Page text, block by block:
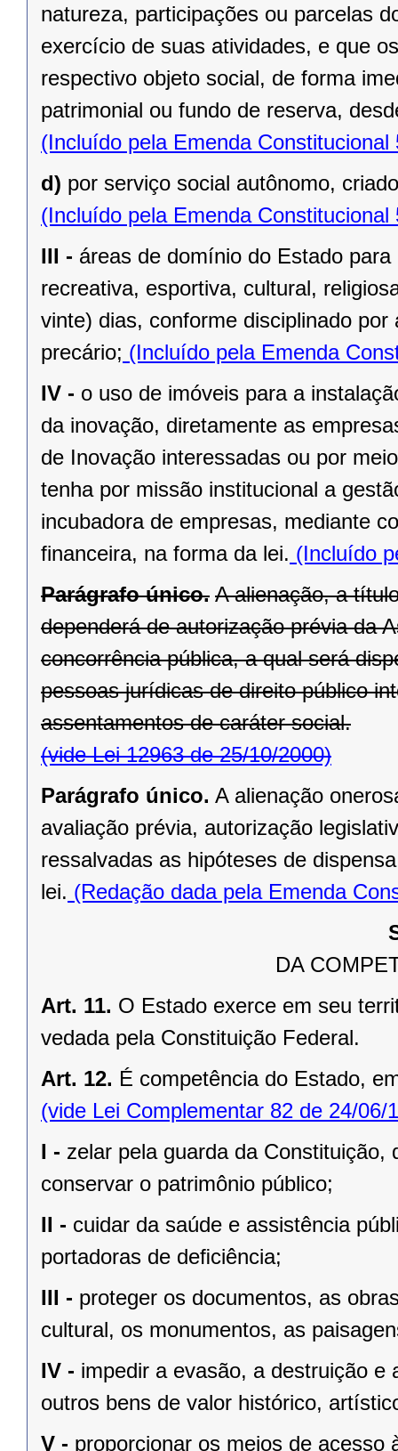
natureza, participações ou parcelas
exercício de suas atividades, e que
respectivo objeto social, de forma
patrimonial ou fundo de reserva,
(Incluído pela Emenda Constitucional
d) por serviço social autônomo,
(Incluído pela Emenda Constitucional
III - áreas de domínio do Estado
recreativa, esportiva, cultural,
vinte) dias, conforme disciplinado
precário; (Incluído pela Emenda
IV - o uso de imóveis para a
da inovação, diretamente as
de Inovação interessadas ou por
tenha por missão institucional a
incubadora de empresas, mediante
financeira, na forma da lei. (Incluído
Parágrafo único. A alienação, a
dependerá de autorização prévia da
concorrência pública, a qual será
pessoas jurídicas de direito público
assentamentos de caráter social.
(vide Lei 12963 de 25/10/2000)
Parágrafo único. A alienação
avaliação prévia, autorização
ressalvadas as hipóteses de
lei. (Redação dada pela Emenda
DA
Art. 11. O Estado exerce em seu
vedada pela Constituição Federal.
Art. 12. É competência do Estado,
(vide Lei Complementar 82 de 24/06/
I - zelar pela guarda da
conservar o patrimônio público;
II - cuidar da saúde e assistência
portadoras de deﬁciência;
III - proteger os documentos, as
cultural, os monumentos, as
IV - impedir a evasão, a destruição e
outros bens de valor histórico,
V - proporcionar os meios de acesso